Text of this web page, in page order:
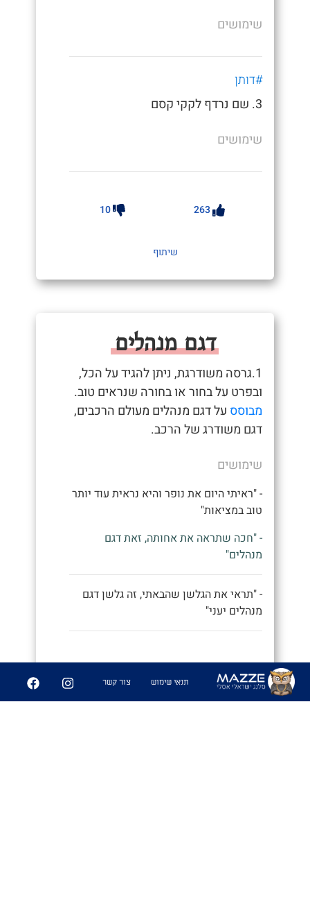
שימושים
#דותן
3. שם נרדף לקקי קסם
שימושים
263
10
שיתוף
דגם מנהלים
1.גרסה משודרגת, ניתן להגיד על הכל,
ובפרט על בחור או בחורה שנראים טוב.
מבוסס על דגם מנהלים מעולם הרכבים,
דגם משודרג של הרכב.
שימושים
- "ראיתי היום את נופר והיא נראית עוד יותר
טוב במציאות"
- "חכה שתראה את אחותה, זאת דגם
מנהלים"
- "תראי את הגלשן שהבאתי, זה גלשן דגם
מנהלים יעני"
תנאי שימוש צור קשר